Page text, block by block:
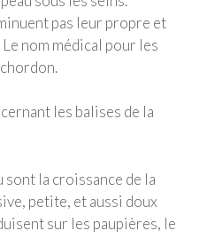
pas leur propre et
nom médical pour les
les balises de la
sont la croissance de la
petite, et aussi doux
sur les paupières, le